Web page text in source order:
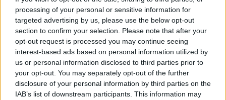
processing of your personal or sensitive information for
targeted advertising by us, please use the below opt-out
section to confirm your selection. Please note that after your
opt-out request is processed you may continue seeing
interest-based ads based on personal information utilized by
us or personal information disclosed to third parties prior to
your opt-out. You may separately opt-out of the further
disclosure of your personal information by third parties on the
IAB’s list of downstream participants. This information may
- Advertisement -
46,301 Rajongók TETSZIK
13,262 Követő